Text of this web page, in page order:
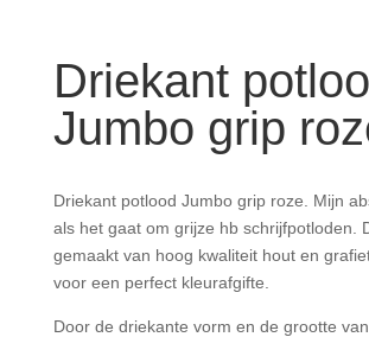
Driekant
Jumbo grip
Driekant potlood Jumbo grip roze. Mijn
als het gaat om grijze hb schrijfpotloden.
gemaakt van hoog kwaliteit hout en
voor een perfect kleurafgifte.
Door de driekante vorm en de grootte